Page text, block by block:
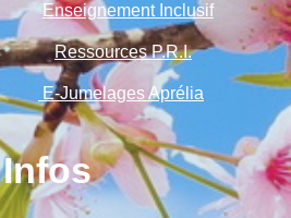
Enseignement Inclusif
Ressources P.R.I.
E-Jumelages Aprélia
Infos